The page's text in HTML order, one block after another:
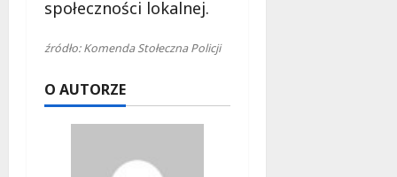
społeczności lokalnej.
źródło: Komenda Stołeczna Policji
O AUTORZE